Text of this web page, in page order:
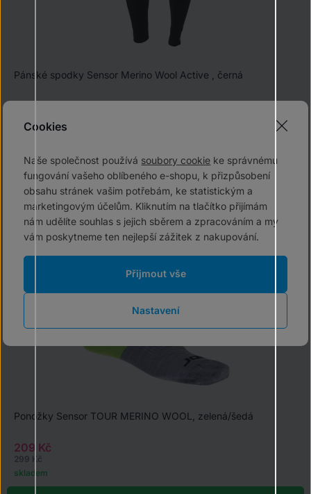
Do košíku
Pánské spodky Sensor Merino Wool Active , černá
skladem
-30 %
Ponožky Sensor TOUR MERINO WOOL, zelená/šedá
209 Kč
299 Kč
skladem
Cookies
Naše společnost používá soubory cookie ke správnému
fungování vašeho oblíbeného e-shopu, k přizpůsobení
obsahu stránek vašim potřebám, ke statistickým a
marketingovým účelům. Kliknutím na tlačítko přijímám
nám udělíte souhlas s jejich sběrem a zpracováním a my
vám poskytneme ten nejlepší zážitek z nakupování.
Nastavení
Přijmout vše